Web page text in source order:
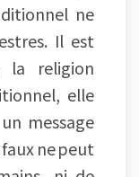
ne
Il est
la religion
elle
message
faux ne peut